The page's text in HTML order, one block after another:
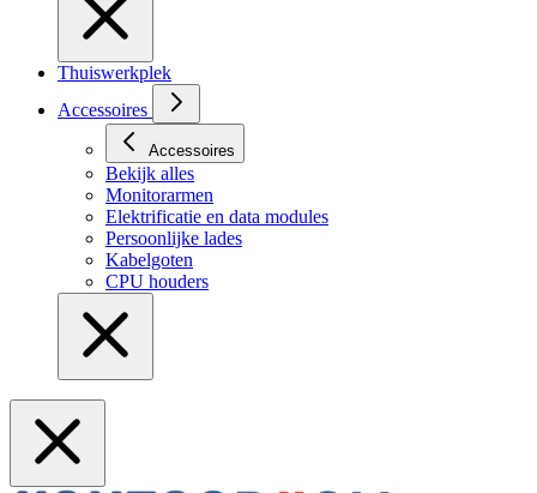
Thuiswerkplek
Accessoires
Accessoires
Bekijk alles
Monitorarmen
Elektrificatie en data modules
Persoonlijke lades
Kabelgoten
CPU houders